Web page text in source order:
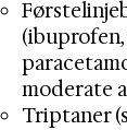
moderate
Triptaner